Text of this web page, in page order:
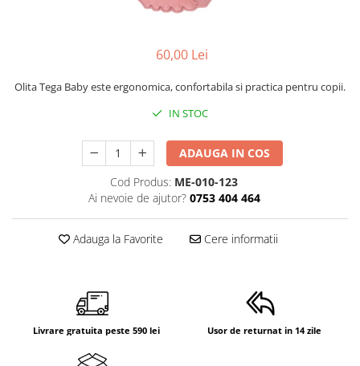
Seturi cadite 86 cm
Seturi cadite anatomice
Suporti anatomici plastic
Suporti anatomici textili
Suporti metalici cadite
Mese de infasat pliabile
Sisteme de siguranta copii
60,00 Lei
Olita Tega Baby este ergonomica, confortabila si practica pentru copii.
IN STOC
ADAUGA IN COS
Cod Produs: ME-010-123
Ai nevoie de ajutor? 0753 404 464
Adauga la Favorite Cere informatii
Livrare gratuita peste 590 lei Usor de returnat in 14 zile